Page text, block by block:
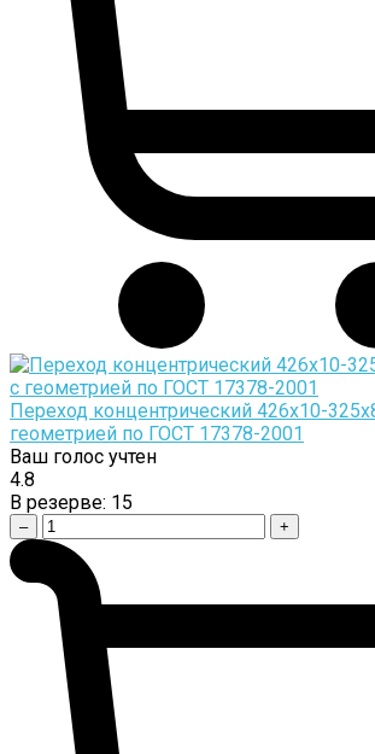
Переход концентрический 426х10-
геометрией по ГОСТ 17378-2001
Ваш голос учтен
4.8
В резерве: 15
– +